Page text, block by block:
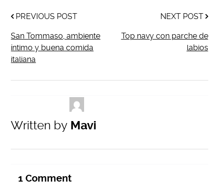
PREVIOUS POST
San Tommaso, ambiente
íntimo y buena comida
italiana
NEXT POST
Top navy con parche de
labios
Written by Mavi
1 Comment